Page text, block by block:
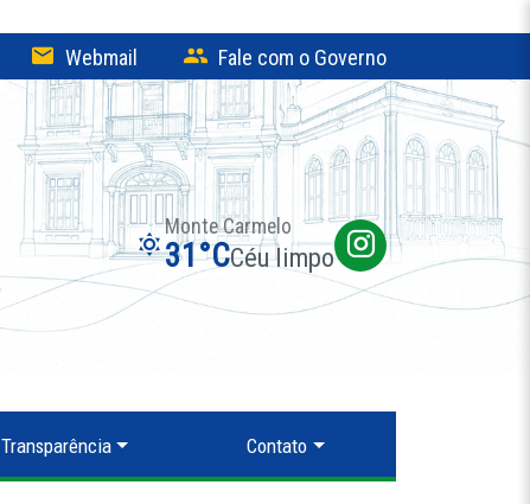
Webmail Fale com o Governo
Monte Carmelo
31°CCéu limpo
Transparência Contato